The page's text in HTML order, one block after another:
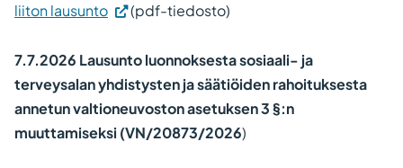
liiton lausunto
(pdf-tiedosto)
7.7.2026 Lausunto luonnoksesta sosiaali- ja
terveysalan yhdistysten ja säätiöiden rahoituksesta
annetun valtioneuvoston asetuksen 3 §:n
muuttamiseksi (VN/20873/2026)